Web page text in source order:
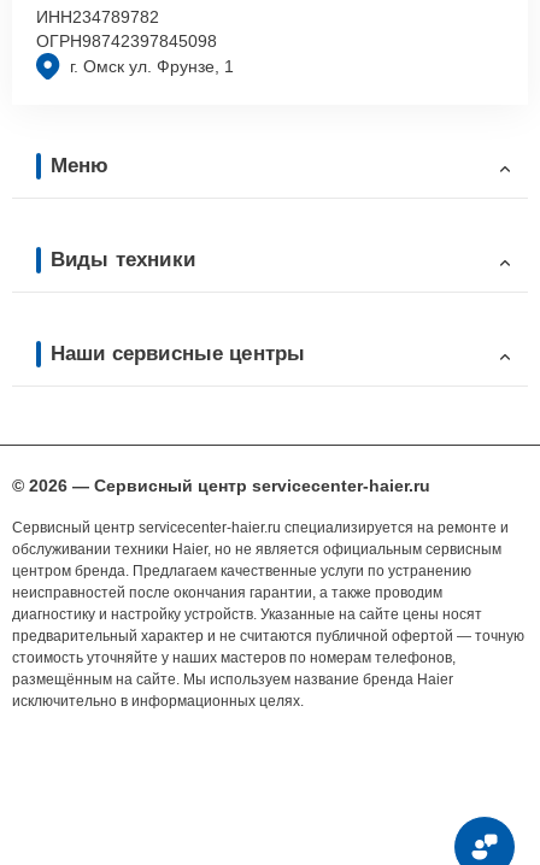
г. Омск ул. Фрунзе, 1
ИНН234789782
ОГРН98742397845098
Меню
Виды техники
Наши сервисные центры
© 2026 — Сервисный центр servicecenter-haier.ru
Сервисный центр servicecenter-haier.ru специализируется на ремонте и
обслуживании техники Haier, но не является официальным сервисным
центром бренда. Предлагаем качественные услуги по устранению
неисправностей после окончания гарантии, а также проводим
диагностику и настройку устройств. Указанные на сайте цены носят
предварительный характер и не считаются публичной офертой — точную
стоимость уточняйте у наших мастеров по номерам телефонов,
размещённым на сайте. Мы используем название бренда Haier
исключительно в информационных целях.